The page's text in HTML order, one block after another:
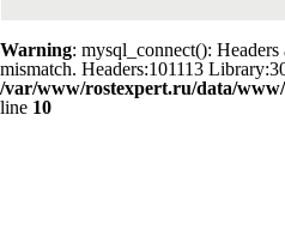
Warning: mysql_connect():
mismatch. Headers:101113
/var/www/rostexpert.ru/data/
line 10